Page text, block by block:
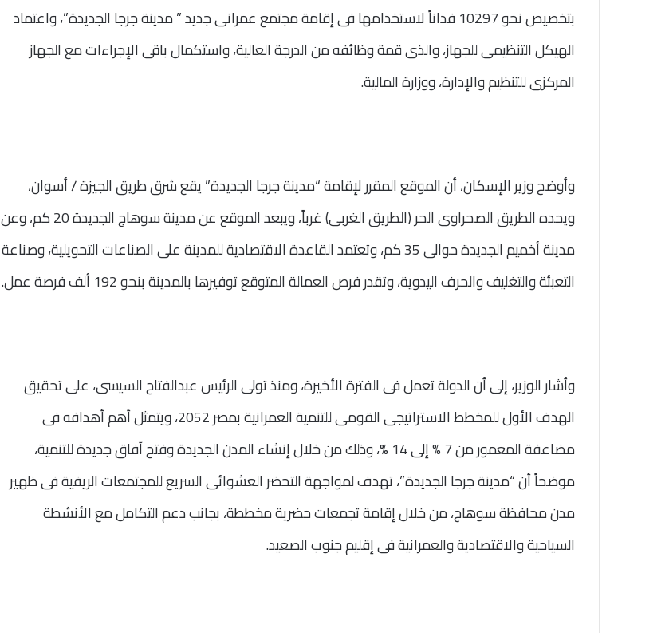
بتخصيص نحو 10297 فداناً لاستخدامها فى إقامة مجتمع عمرانى جديد ” مدينة جرجا الجديدة”، واعتماد
الهيكل التنظيمى للجهاز، والذى قمة وظائفه من الدرجة العالية، واستكمال باقى الإجراءات مع الجهاز
المركزى للتنظيم والإدارة، ووزارة المالية.
وأوضح وزير الإسكان، أن الموقع المقرر لإقامة “مدينة جرجا الجديدة” يقع شرق طريق الجيزة / أسوان،
ويحده الطريق الصحراوى الحر (الطريق الغربى) غرباً، ويبعد الموقع عن مدينة سوهاج الجديدة 20 كم، وعن
مدينة أخميم الجديدة حوالى 35 كم، وتعتمد القاعدة الاقتصادية للمدينة على الصناعات التحويلية، وصناعة
التعبئة والتغليف والحرف اليدوية، وتقدر فرص العمالة المتوقع توفيرها بالمدينة بنحو 192 ألف فرصة عمل.
وأشار الوزير، إلى أن الدولة تعمل فى الفترة الأخيرة، ومنذ تولى الرئيس عبدالفتاح السيسى، على تحقيق
الهدف الأول للمخطط الاستراتيجى القومى للتنمية العمرانية بمصر 2052، ويتمثل أهم أهدافه فى
مضاعفة المعمور من 7 % إلى 14 %، وذلك من خلال إنشاء المدن الجديدة وفتح آفاق جديدة للتنمية،
موضحاً أن “مدينة جرجا الجديدة”، تهدف لمواجهة التحضر العشوائى السريع للمجتمعات الريفية فى ظهير
مدن محافظة سوهاج، من خلال إقامة تجمعات حضرية مخططة، بجانب دعم التكامل مع الأنشطة
السياحية والاقتصادية والعمرانية فى إقليم جنوب الصعيد.